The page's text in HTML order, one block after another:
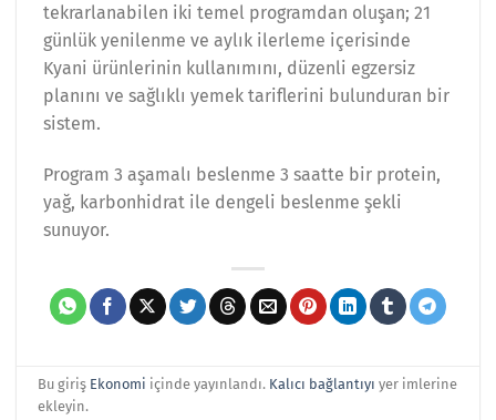
tekrarlanabilen iki temel programdan oluşan; 21
günlük yenilenme ve aylık ilerleme içerisinde
Kyani ürünlerinin kullanımını, düzenli egzersiz
planını ve sağlıklı yemek tariflerini bulunduran bir
sistem.
Program 3 aşamalı beslenme 3 saatte bir protein,
yağ, karbonhidrat ile dengeli beslenme şekli
sunuyor.
Bu giriş Ekonomi içinde yayınlandı. Kalıcı bağlantıyı yer imlerine
ekleyin.